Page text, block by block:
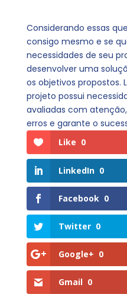
Considerando essas
consigo mesmo e se
necessidades de seu
desenvolver uma
os objetivos propostos.
projeto possui
avaliadas com
erros e garante o
Like 0
LinkedIn 0
Facebook 0
Twitter 0
Google+ 0
Gmail 0